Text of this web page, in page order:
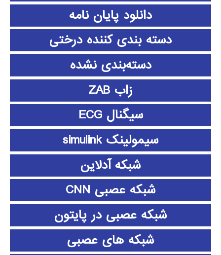
دانلود پايان نامه
دسته بندی کننده درختی
دسته‌بندی نشده
زاب ZAB
سیگنال ECG
سیمولینک simulink
شبکه آدلاین
شبکه عصبی CNN
شبکه عصبی در پایتون
شبکه های عصبی